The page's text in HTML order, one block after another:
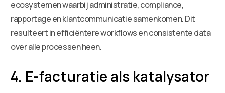
ecosystemen waarbij administratie, compliance,
rapportage en klantcommunicatie samenkomen. Dit
resulteert in efficiëntere workflows en consistente data
over alle processen heen.
4. E-facturatie als katalysator